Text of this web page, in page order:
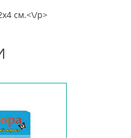
см.<\/p>